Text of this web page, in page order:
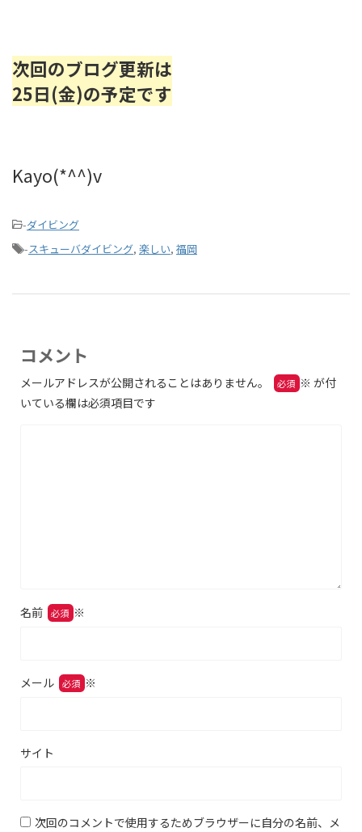
次回のブログ更新は
25日(金)の予定です
Kayo(*^^)v
-ダイビング
-スキューバダイビング, 楽しい, 福岡
コメント
メールアドレスが公開されることはありません。 ※ が付
いている欄は必須項目です
名前 ※
メール ※
サイト
次回のコメントで使用するためブラウザーに自分の名前、メ